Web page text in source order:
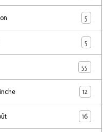
5
5
55
12
16